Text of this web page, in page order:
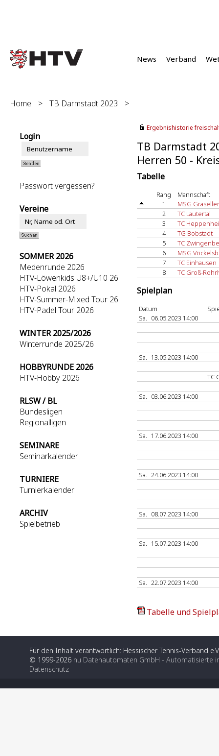
News Verband
Home > TB Darmstadt 2023 >
Login
Passwort vergessen?
Vereine
SOMMER 2026
Medenrunde 2026
HTV-Löwenkids U8+/U10 26
HTV-Pokal 2026
HTV-Summer-Mixed Tour 26
HTV-Padel Tour 2026
WINTER 2025/2026
Winterrunde 2025/26
HOBBYRUNDE 2026
HTV-Hobby 2026
RLSW / BL
Bundesligen
Regionalligen
SEMINARE
Seminarkalender
TURNIERE
Turnierkalender
ARCHIV
Spielbetrieb
Ergebnishistorie
TB Darmstadt
Herren 50 -
Tabelle
Rang
Mannschaft
1
MSG
2
TC Lautertal
3
TC
4
TG Bobstadt
5
TC
6
MSG
7
TC Einhausen
8
TC Groß-
Spielplan
Datum
Sa. 06.05.2023 14:00
Sa. 13.05.2023 14:00
TC
Sa. 03.06.2023 14:00
Sa. 17.06.2023 14:00
Sa. 24.06.2023 14:00
Sa. 08.07.2023 14:00
Sa. 15.07.2023 14:00
Sa. 22.07.2023 14:00
Tabelle und
Für den Inhalt verantwortlich: Hessischer Tennis-Verband
© 1999-2026 nu Datenautomaten GmbH - Automatisierte
Datenschutz